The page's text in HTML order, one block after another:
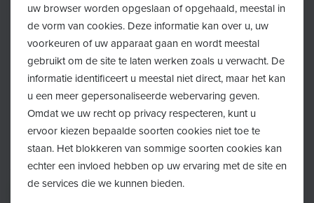
Melding
Wie ben je
Ouder/kind Professional Andere
We bewaren de info die je doorstuurt tijdelijk en met respect voor
privacy.
uw browser worden opgeslaan of opgehaald, meestal in
de vorm van cookies. Deze informatie kan over u, uw
voorkeuren of uw apparaat gaan en wordt meestal
gebruikt om de site te laten werken zoals u verwacht. De
informatie identificeert u meestal niet direct, maar het kan
u een meer gepersonaliseerde webervaring geven.
Omdat we uw recht op privacy respecteren, kunt u
ervoor kiezen bepaalde soorten cookies niet toe te
staan. Het blokkeren van sommige soorten cookies kan
echter een invloed hebben op uw ervaring met de site en
de services die we kunnen bieden.